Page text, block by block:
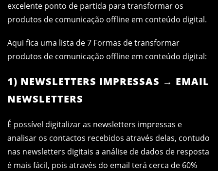
excelente ponto de partida para transformar os
produtos de comunicação offline em conteúdo digital.
Aqui fica uma lista de 7 Formas de transformar
produtos de comunicação offline em conteúdo digital:
1) NEWSLETTERS IMPRESSAS → EMAIL
NEWSLETTERS
É possível digitalizar as newsletters impressas e
analisar os contactos recebidos através delas, contudo
nas newsletters digitais a análise de dados de resposta
é mais fácil, pois através do email terá cerca de 60%